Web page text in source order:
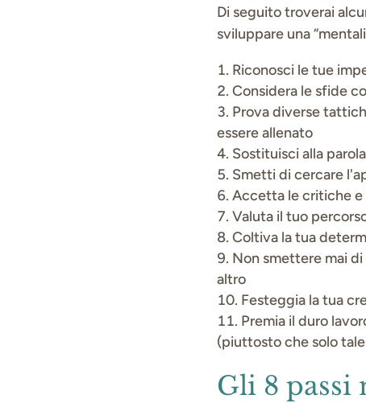
Di seguito troverai
sviluppare una
Riconosci le tue
Considera le sfide
Prova diverse
essere allenato
Sostituisci alla
Smetti di cercare
Accetta le critiche e
Valuta il tuo
Coltiva la tua
Non smettere mai
altro
Festeggia la tua
Premia il duro
(piuttosto che solo
Gli 8 passi